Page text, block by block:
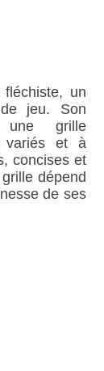
un
jeu. Son
une grille
variés et à
concises et
dépend
de ses